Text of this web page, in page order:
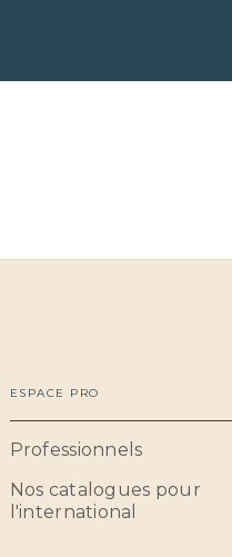
ESPACE PRO
Professionnels
Nos catalogues pour
l'international